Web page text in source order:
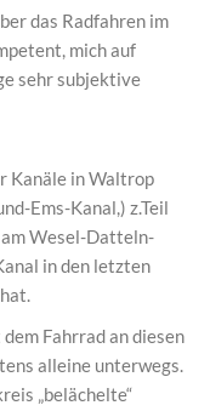
das Radfahren im
mich auf
sehr subjektive
Kanäle in Waltrop
Ems-Kanal,) z.Teil
am Wesel-Datteln-
in den letzten
Fahrrad an diesen
alleine unterwegs.
„belächelte“